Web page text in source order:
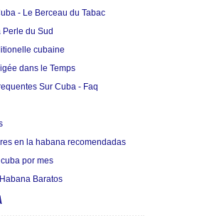
- Le Berceau du Tabac
du Sud
cubaine
dans le Temps
Sur Cuba - Faq
en la habana recomendadas
por mes
Baratos